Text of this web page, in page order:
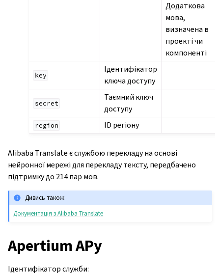
Додаткова
мова,
визначена в
проекті чи
компоненті
key
Ідентифікатор
ключа доступу
secret
Таємний ключ
доступу
region ID регіону
Alibaba Translate є службою перекладу на основі
нейронної мережі для перекладу тексту, передбачено
підтримку до 214 пар мов.
Дивись також
Документація з Alibaba Translate
Apertium APy
Ідентифікатор служби: